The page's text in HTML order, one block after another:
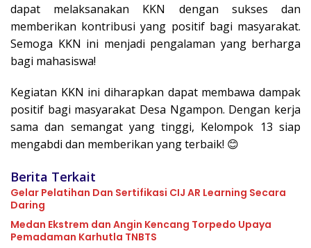
dapat melaksanakan KKN dengan sukses dan
memberikan kontribusi yang positif bagi masyarakat.
Semoga KKN ini menjadi pengalaman yang berharga
bagi mahasiswa!
Kegiatan KKN ini diharapkan dapat membawa dampak
positif bagi masyarakat Desa Ngampon. Dengan kerja
sama dan semangat yang tinggi, Kelompok 13 siap
mengabdi dan memberikan yang terbaik! 😊
Berita Terkait
Gelar Pelatihan Dan Sertifikasi CIJ AR Learning Secara
Daring
Medan Ekstrem dan Angin Kencang Torpedo Upaya
Pemadaman Karhutla TNBTS